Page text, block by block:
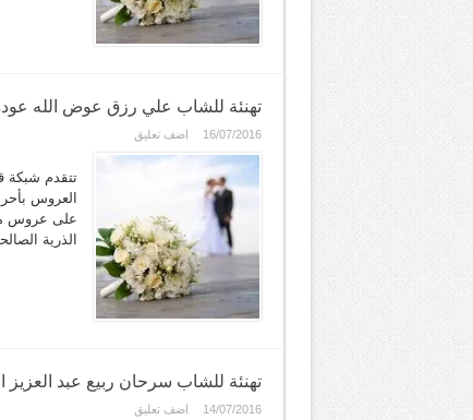
تهنئة للشاب علي رزق عوض الله
16/07/2016 اضف تعليق
تتقدم شبكة
على عروس من
الذرية
تهنئة للشاب سرحان ربيع عبد العزيز
14/07/2016 اضف تعليق